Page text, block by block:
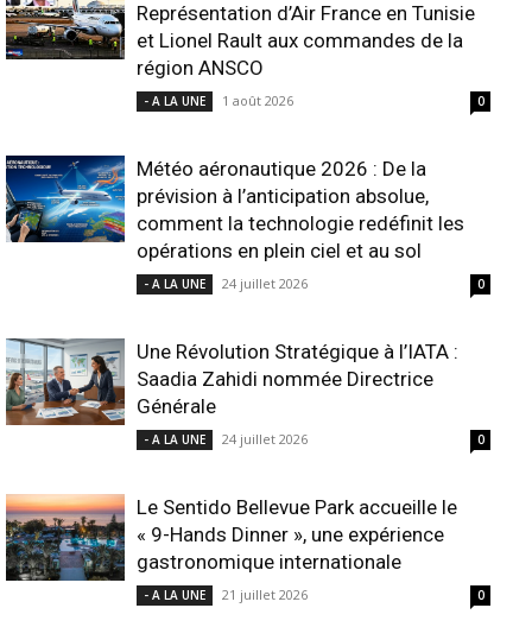
Représentation d’Air France en Tunisie
et Lionel Rault aux commandes de la
région ANSCO
- A LA UNE 1 août 2026 0
Météo aéronautique 2026 : De la
prévision à l’anticipation absolue,
comment la technologie redéfinit les
opérations en plein ciel et au sol
- A LA UNE 24 juillet 2026 0
Une Révolution Stratégique à l’IATA :
Saadia Zahidi nommée Directrice
Générale
- A LA UNE 24 juillet 2026 0
Le Sentido Bellevue Park accueille le
« 9-Hands Dinner », une expérience
gastronomique internationale
- A LA UNE 21 juillet 2026 0